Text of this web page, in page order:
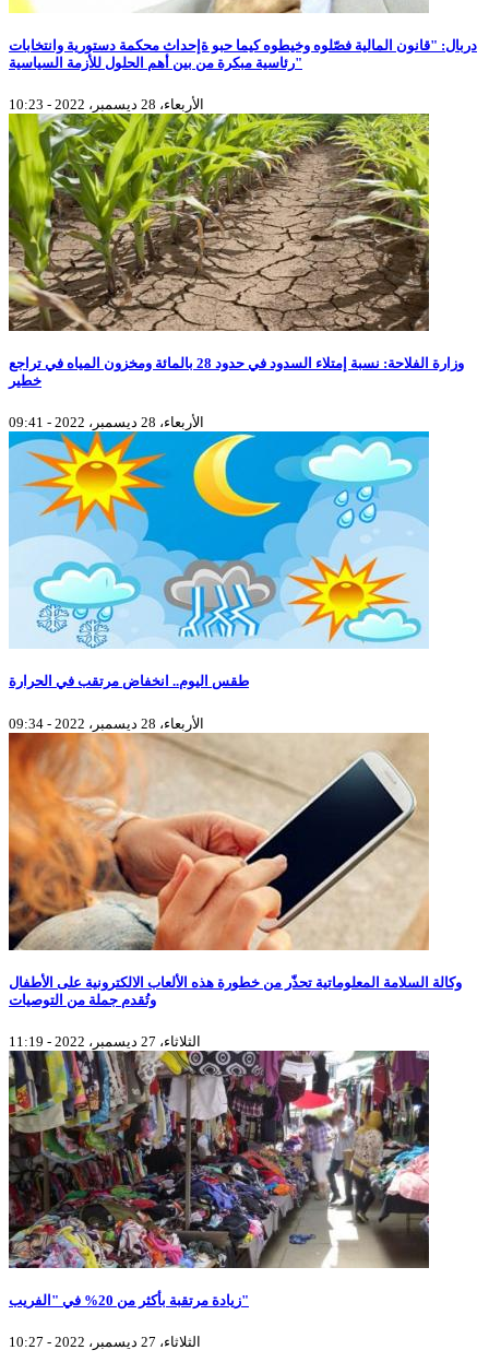
دربال: "قانون المالية فصّلوه وخيطوه كيما حبو ةإحداث محكمة دستورية وانتخابات
رئاسية مبكرة من بين أهم الحلول للأزمة السياسية"
الأربعاء، 28 ديسمبر، 2022 - 10:23
وزارة الفلاحة: نسبة إمتلاء السدود في حدود 28 بالمائة ومخزون المياه في تراجع
خطير
الأربعاء، 28 ديسمبر، 2022 - 09:41
طقس اليوم.. انخفاض مرتقب في الحرارة
الأربعاء، 28 ديسمبر، 2022 - 09:34
وكالة السلامة المعلوماتية تحذّر من خطورة هذه الألعاب الالكترونية على الأطفال
وتُقدم جملة من التوصيات
الثلاثاء، 27 ديسمبر، 2022 - 11:19
زيادة مرتقبة بأكثر من 20% في "الفريب"
الثلاثاء، 27 ديسمبر، 2022 - 10:27